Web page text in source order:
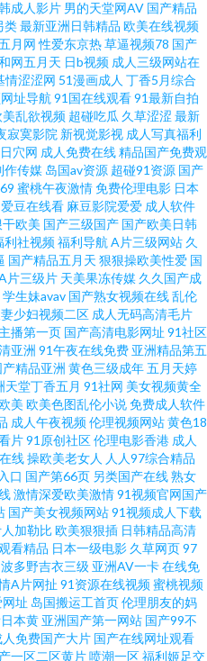
码一区 91香蕉视频18 男人天堂第一
堂网 91性爱直播 欧美久久一欠 91色
精品乱码av 肏屄天堂 先锋av最新 国
人伊蕉 欧美激情24P 91蜜桃短视频 欧
九九在线播放人妻 91传媒新数字化 九
传媒视频传媒视频 九一黄色大雷黑丝
香蕉伊人av 婷婷五月花 肏屄人人人 污
逼操色图 伪娘91在线 国产精品人妻
图影院 www91传媒 婷婷色成人资源
足com 日韩免费成人黄色网址 国产精
五月天AV综合 91视频导航 黄色av五
操碰免费视频t 国产久久系列大全 青
角刮伦 久久国产精品草网 91少妇黑丝
欧美色 伊人九九五五 精品入口蜜桃入
一区二区 国产欧美一区二区 91在线观
成人影片 男的天堂网AV 国产精品
类最新亚洲日韩精品 欧美在线视频
月网 性爱东京热草逼视频78 国产
网五月天 日b视频 成人三级网站在
情涩涩网 51漫画成人 丁香5月综合
址导航 91国在线观看91最新自拍
美乱欲视频 超碰吃瓜 久草涩涩 最新
寂寞影院 新视觉影视 成人写真福利
穴网 成人免费在线精品国产免费观
作传媒 岛国av资源 超碰91资源 国产
蜜桃午夜激情免费伦理电影 日本
爱豆在线看 麻豆影院爱爱 成人软件
欧美 国产三级国产 国产欧美日韩
利社视频福利导航 A片三级网站 久
国产精品五月天 狠狠操欧美性爱 国
片三级片 天美果冻传媒 久久国产成
学生妹avav 国产熟女视频在线乱伦
妻少妇视频二区 成人无码高清毛片
播第一页 国产高清电影网址 91社区
亚洲 91午夜在线免费 亚洲精品第五
产精品亚洲 黄色三级成年五月天婷
天堂丁香五月 91社网 美女视频黄全
美 欧美色图乱伦小说免费成人软件
成人午夜视频伦理视频网站黄色18
片91原创社区伦理电影香港 成人
线操欧美老女人 人人97综合精品
口 国产第66页 另类国产在线熟女
激情深爱欧美激情91视频官网国产
国产美女视频网站91视频成人下载
加勒比欧美狠狠插 日韩精品高清
看精品 日本一级电影 久草网页97
波多野吉衣三级 亚洲AV一卡在线免
A片网扯 91资源在线视频蜜桃视频
址 岛国搬运工首页伦理朋友的妈
本黄 亚洲国产第一网站 国产99不
人免费国产大片 国产在线网址观看
一区二区黄片喷潮一区福利姬足交